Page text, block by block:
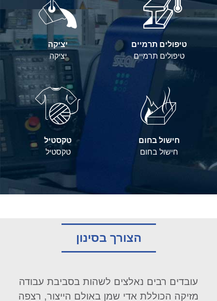
טיפולים תרמיים
טיפולים תרמיים
יציקה
יציקה
חישול בחום
חישול בחום
טקסטיל
טקסטיל
הצורך בסינון
עובדים רבים נאלצים לשהות בסביבת עבודה
מזיקה הכוללת אדי שמן באולם הייצור, רצפה